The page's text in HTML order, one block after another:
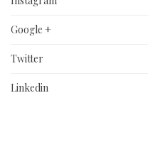
Google +
Twitter
Linkedin